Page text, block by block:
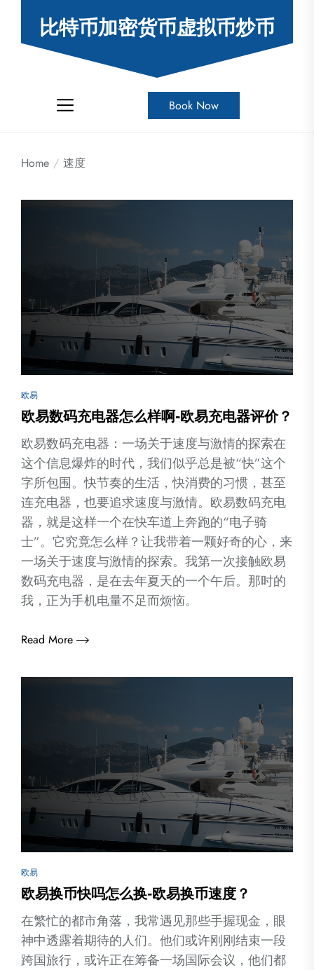
比特币加密货币虚拟币炒币
Book Now
Home 速度
欧易
欧易数码充电器怎么样啊-欧易充电器评价？
欧易数码充电器：一场关于速度与激情的探索在
这个信息爆炸的时代，我们似乎总是被“快”这个
字所包围。快节奏的生活，快消费的习惯，甚至
连充电器，也要追求速度与激情。欧易数码充电
器，就是这样一个在快车道上奔跑的“电子骑
士”。它究竟怎么样？让我带着一颗好奇的心，来
一场关于速度与激情的探索。我第一次接触欧易
数码充电器，是在去年夏天的一个午后。那时的
我，正为手机电量不足而烦恼。
Read More
欧易
欧易换币快吗怎么换-欧易换币速度？
在繁忙的都市角落，我常遇见那些手握现金，眼
神中透露着期待的人们。他们或许刚刚结束一段
跨国旅行，或许正在筹备一场国际会议，他们都